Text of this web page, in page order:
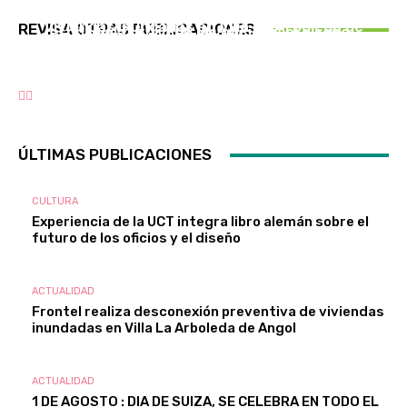
REVISA OTRAS PUBLICACIONES
sobre el futuro de los oficios y el diseño
viviendas inundadas en Villa La Arboleda de
1 DE AGOSTO : DIA DE SUIZA, SE CELEBRA EN
ÚLTIMAS PUBLICACIONES
CULTURA
Experiencia de la UCT integra libro alemán sobre el
futuro de los oficios y el diseño
ACTUALIDAD
Frontel realiza desconexión preventiva de viviendas
inundadas en Villa La Arboleda de Angol
ACTUALIDAD
1 DE AGOSTO : DIA DE SUIZA, SE CELEBRA EN TODO EL